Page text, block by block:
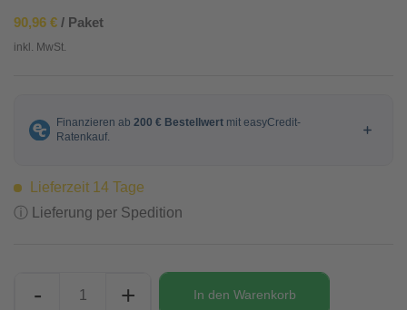
90,96 € / Paket
inkl. MwSt.
Lieferzeit 14 Tage
ⓘ Lieferung per Spedition
- + In den Warenkorb